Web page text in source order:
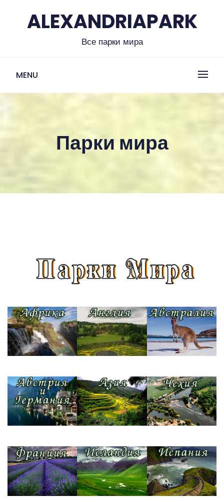
ALEXANDRIAPARK
Все парки мира
MENU
Парки мира